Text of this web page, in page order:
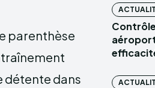
parenthèse
détente dans